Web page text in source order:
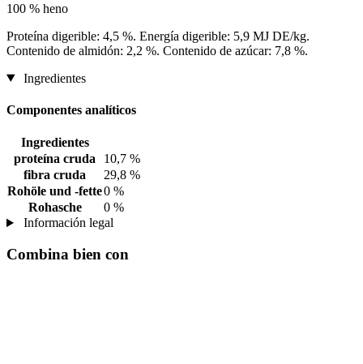
100 % heno
Proteína digerible: 4,5 %. Energía digerible: 5,9 MJ DE/kg.
Contenido de almidón: 2,2 %. Contenido de azúcar: 7,8 %.
Ingredientes
Componentes analíticos
Ingredientes
proteína cruda
10,7 %
fibra cruda
29,8 %
Rohöle und -fette0 %
Rohasche
0 %
Información legal
Combina bien con